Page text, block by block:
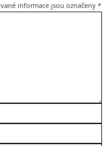
informace jsou označeny *